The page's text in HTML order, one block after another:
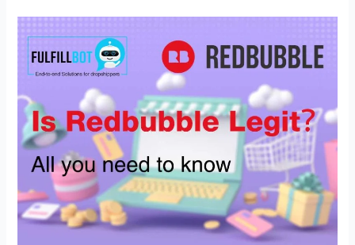
Redbubble
est-
elle
plateforme
légitime
?
Voici
que
nous